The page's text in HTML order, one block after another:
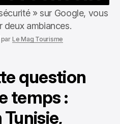
» sur Google, vous
deux ambiances.
par Le Mag Tourisme
question
temps :